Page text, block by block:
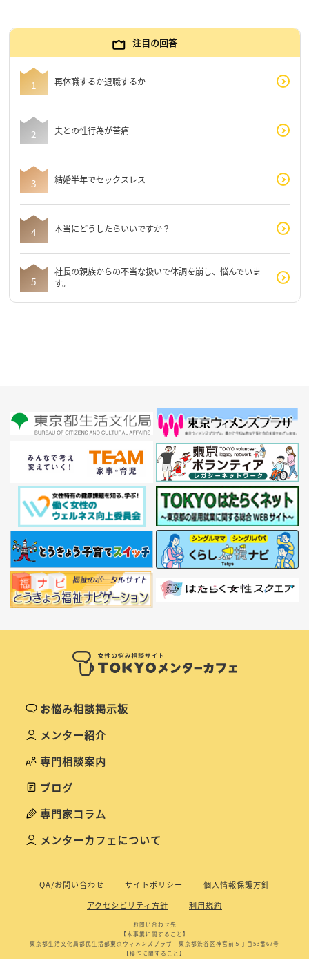
注目の回答
再休職するか退職するか
夫との性行為が苦痛
結婚半年でセックスレス
本当にどうしたらいいですか？
社長の親族からの不当な扱いで体調を崩し、悩んでいま
す。
お悩み相談掲示板
メンター紹介
専門相談案内
ブログ
専門家コラム
メンターカフェについて
QA/お問い合わせ サイトポリシー
個人情報保護方針
アクセシビリティ方針
利用規約
お問い合わせ先
【本事業に関すること】
東京都生活文化局都民生活部東京ウィメンズプラザ 東京都渋谷区神宮前５丁目53番67号
【操作に関すること】